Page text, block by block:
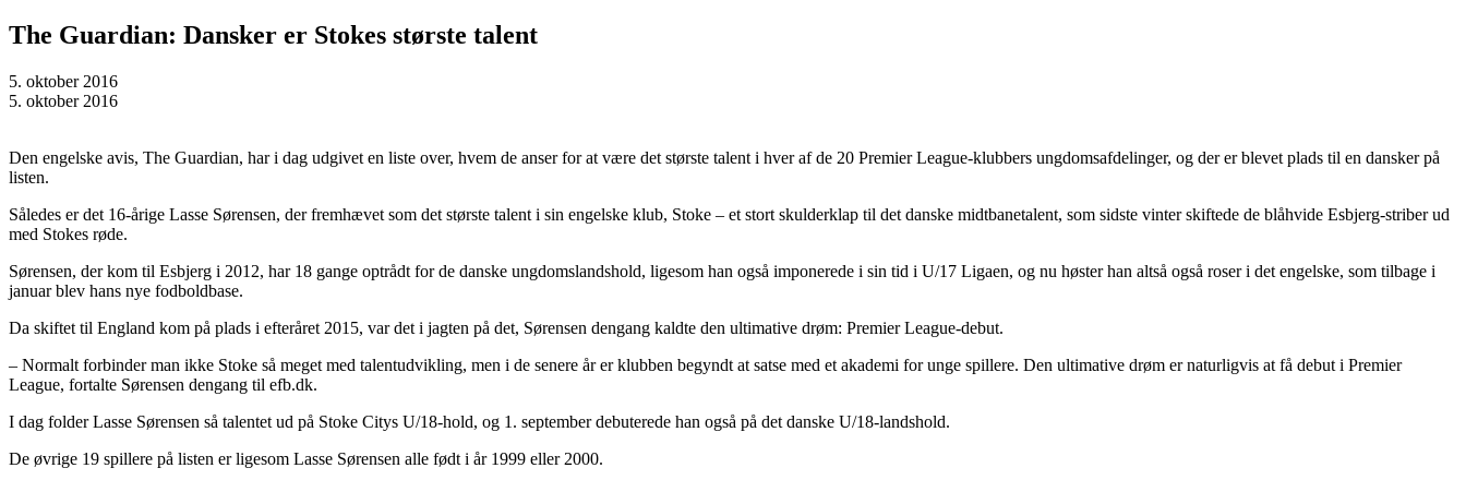
The Guardian: Dansker er Stokes største talent
5. oktober 2016
5. oktober 2016
Den engelske avis, The Guardian, har i dag udgivet en liste over, hvem de anser for at være det største talent i hver af de 20 Premier League-klubbers ungdomsafdelinger, og der er blevet plads til en dansker på
listen.
Således er det 16-årige Lasse Sørensen, der fremhævet som det største talent i sin engelske klub, Stoke – et stort skulderklap til det danske midtbanetalent, som sidste vinter skiftede de blåhvide Esbjerg-striber ud
med Stokes røde.
Sørensen, der kom til Esbjerg i 2012, har 18 gange optrådt for de danske ungdomslandshold, ligesom han også imponerede i sin tid i U/17 Ligaen, og nu høster han altså også roser i det engelske, som tilbage i
januar blev hans nye fodboldbase.
Da skiftet til England kom på plads i efteråret 2015, var det i jagten på det, Sørensen dengang kaldte den ultimative drøm: Premier League-debut.
– Normalt forbinder man ikke Stoke så meget med talentudvikling, men i de senere år er klubben begyndt at satse med et akademi for unge spillere. Den ultimative drøm er naturligvis at få debut i Premier
League, fortalte Sørensen dengang til efb.dk.
I dag folder Lasse Sørensen så talentet ud på Stoke Citys U/18-hold, og 1. september debuterede han også på det danske U/18-landshold.
De øvrige 19 spillere på listen er ligesom Lasse Sørensen alle født i år 1999 eller 2000.